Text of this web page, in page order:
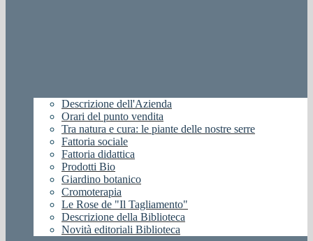
Descrizione dell'Azienda
Orari del punto vendita
Tra natura e cura: le piante delle nostre serre
Fattoria sociale
Fattoria didattica
Prodotti Bio
Giardino botanico
Cromoterapia
Le Rose de "Il Tagliamento"
Descrizione della Biblioteca
Novità editoriali Biblioteca